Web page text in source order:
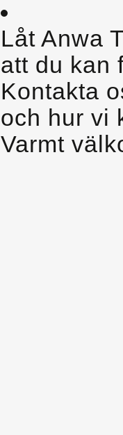
Låt Anwa
att du kan
Kontakta
och hur vi
Varmt